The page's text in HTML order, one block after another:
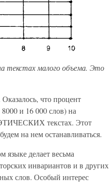
текстах малого объема. Это
что процент
и 16 000 слов) на
текстах. Этот
на нем останавливаться.
языке делает весьма
инвариантов и в других
слов. Особый интерес